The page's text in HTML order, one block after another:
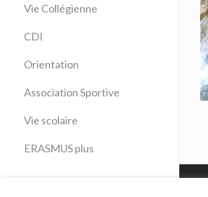
Education musicale
Espagnol
Français
Latin
Sciences physiques
Technologie
Vie Collégienne
CDI
Orientation
Association Sportive
Vie scolaire
ERASMUS plus